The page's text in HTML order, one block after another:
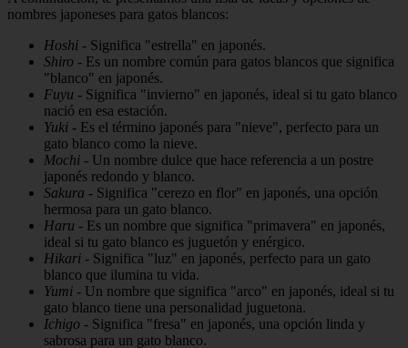
nombres japoneses para gatos blancos:
Hoshi - Significa "estrella" en japonés.
Shiro - Es un nombre común para gatos blancos que significa
"blanco" en japonés.
Fuyu - Significa "invierno" en japonés, ideal si tu gato blanco
nació en esa estación.
Yuki - Es el término japonés para "nieve", perfecto para un
gato blanco como la nieve.
Mochi - Un nombre dulce que hace referencia a un postre
japonés redondo y blanco.
Sakura - Significa "cerezo en flor" en japonés, una opción
hermosa para un gato blanco.
Haru - Es un nombre que significa "primavera" en japonés,
ideal si tu gato blanco es juguetón y enérgico.
Hikari - Significa "luz" en japonés, perfecto para un gato
blanco que ilumina tu vida.
Yumi - Un nombre que significa "arco" en japonés, ideal si tu
gato blanco tiene una personalidad juguetona.
Ichigo - Significa "fresa" en japonés, una opción linda y
sabrosa para un gato blanco.